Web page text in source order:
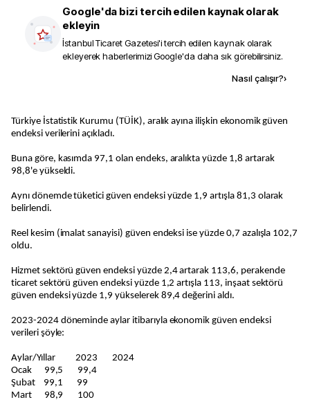
Google'da bizi tercih edilen kaynak olarak
ekleyin
İstanbul Ticaret Gazetesi'i tercih edilen kaynak olarak
ekleyerek haberlerimizi Google'da daha sık görebilirsiniz.
Nasıl çalışır?›
Türkiye İstatistik Kurumu (TÜİK), aralık ayına ilişkin ekonomik güven
endeksi verilerini açıkladı.
Buna göre, kasımda 97,1 olan endeks, aralıkta yüzde 1,8 artarak
98,8'e yükseldi.
Aynı dönemde tüketici güven endeksi yüzde 1,9 artışla 81,3 olarak
belirlendi.
Reel kesim (imalat sanayisi) güven endeksi ise yüzde 0,7 azalışla 102,7
oldu.
Hizmet sektörü güven endeksi yüzde 2,4 artarak 113,6, perakende
ticaret sektörü güven endeksi yüzde 1,2 artışla 113, inşaat sektörü
güven endeksi yüzde 1,9 yükselerek 89,4 değerini aldı.
2023-2024 döneminde aylar itibarıyla ekonomik güven endeksi
verileri şöyle:
Aylar/Yıllar 2023 2024
Ocak 99,5 99,4
Şubat 99,1 99
Mart 98,9 100